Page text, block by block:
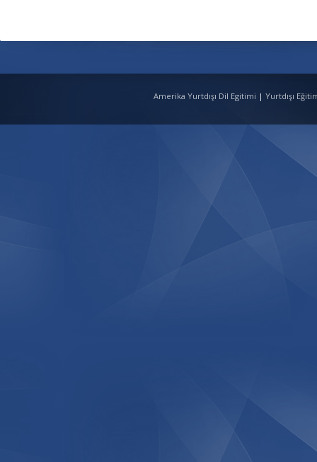
Amerika Yurtdışı Dil Egitimi | Yurtdışı